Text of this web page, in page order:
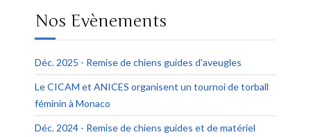
Nos Evènements
Déc. 2025 - Remise de chiens guides d'aveugles
Le CICAM et ANICES organisent un tournoi de torball
féminin à Monaco
Déc. 2024 - Remise de chiens guides et de matériel